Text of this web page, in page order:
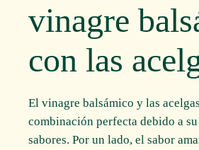
vinagre
con las
El vinagre balsámico y las
combinación perfecta debido a
sabores. Por un lado, el sabor